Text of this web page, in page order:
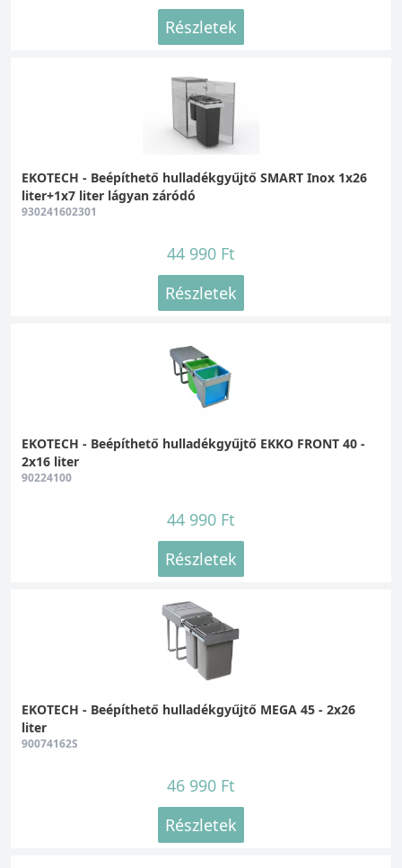
Részletek
EKOTECH - Beépíthető hulladékgyűjtő SMART Inox 1x26
liter+1x7 liter lágyan záródó
930241602301
44 990 Ft
Részletek
EKOTECH - Beépíthető hulladékgyűjtő EKKO FRONT 40 -
2x16 liter
90224100
44 990 Ft
Részletek
EKOTECH - Beépíthető hulladékgyűjtő MEGA 45 - 2x26
liter
90074162S
46 990 Ft
Részletek